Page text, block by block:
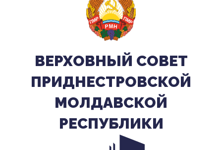
ВЕРХОВНЫЙ CОВЕТ
ПРИДНЕСТРОВСКОЙ
МОЛДАВСКОЙ
РЕСПУБЛИКИ